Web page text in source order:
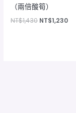
（兩倍酸筍）
NT$1,430 NT$1,230